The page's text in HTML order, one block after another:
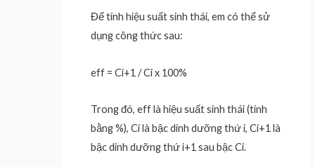
Để tính hiệu suất sinh thái, em có thể sử
dụng công thức sau:
eff = Ci+1 / Ci x 100%
Trong đó, eff là hiệu suất sinh thái (tính
bằng %), Ci là bậc dinh dưỡng thứ i, Ci+1 là
bậc dinh dưỡng thứ i+1 sau bậc Ci.